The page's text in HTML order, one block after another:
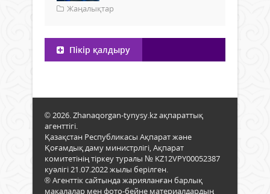
Жаңалықтар
Пікір қалдыру
© 2026. Zhanaqorgan-tynysy.kz ақпараттық
агенттігі.
Қазақстан Республикасы Ақпарат және
Қоғамдық даму министрлігі, Ақпарат
комитетінің тіркеу туралы № KZ12VPY00052387
куәлігі 21.07.2022 жылы берілген.
® Агенттік сайтында жарияланған барлық
мақалалар мен фото-бейне материалдардың